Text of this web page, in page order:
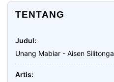
TENTANG
Judul
Unang Mabiar - Aisen Silitonga
Artis